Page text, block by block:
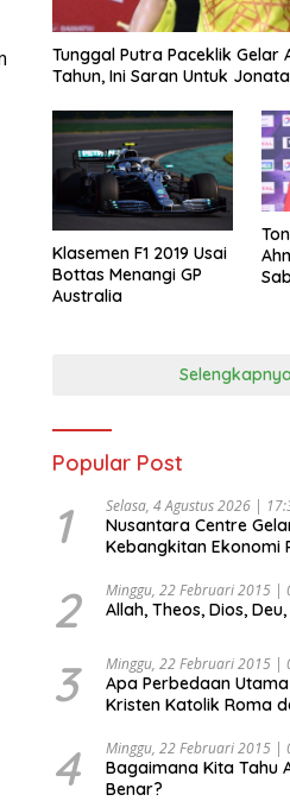
Tunggal Putra Paceklik Gelar
Tahun, Ini Saran Untuk
Klasemen F1 2019 Usai
Bottas Menangi GP
Australia
Selengkapnya
Popular Post
1 Selasa, 4 Agustus 2026 |
Nusantara Centre
Kebangkitan Ekonomi
Djojohadikusumo Anti
(Pergolakan Ekonomi
Undang
Kesejahteraan Sosial
Bangsa Menuju
2 Minggu, 22 Februari 2015 |
Allah, Theos, Dios,
3 Minggu, 22 Februari 2015 |
Apa Perbedaan
Kristen Katolik Roma
4 Minggu, 22 Februari 2015 |
Bagaimana Kita Tahu
Benar?